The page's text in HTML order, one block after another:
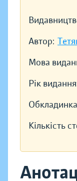
Автор:
Мова
Рік
Кількість